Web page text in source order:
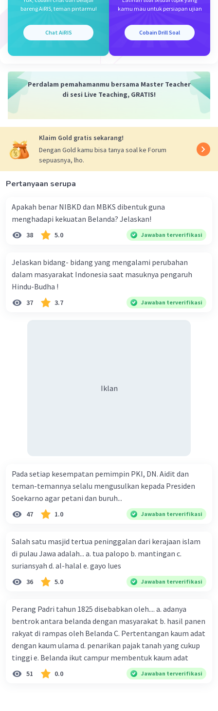
Iklan
bareng AiRIS, teman pintarmu!
Chat AiRIS
kamu mau untuk persiapan ujian
Cobain Drill Soal
Perdalam pemahamanmu bersama Master Teacher
di sesi Live Teaching, GRATIS!
Klaim Gold gratis sekarang!
Dengan Gold kamu bisa tanya soal ke Forum
sepuasnya, lho.
Pertanyaan serupa
Apakah benar NIBKD dan MBKS dibentuk guna
menghadapi kekuatan Belanda? Jelaskan!
38 5.0 Jawaban terverifikasi
Jelaskan bidang- bidang yang mengalami perubahan
dalam masyarakat Indonesia saat masuknya pengaruh
Hindu-Budha !
37 3.7 Jawaban terverifikasi
Iklan
Pada setiap kesempatan pemimpin PKI, DN. Aidit dan
teman-temannya selalu mengusulkan kepada Presiden
Soekarno agar petani dan buruh...
47 1.0 Jawaban terverifikasi
Salah satu masjid tertua peninggalan dari kerajaan islam
di pulau Jawa adalah... a. tua palopo b. mantingan c.
suriansyah d. al-halal e. gayo lues
36 5.0 Jawaban terverifikasi
Perang Padri tahun 1825 disebabkan oleh.... a. adanya
bentrok antara belanda dengan masyarakat b. hasil panen
rakyat di rampas oleh Belanda C. Pertentangan kaum adat
dengan kaum ulama d. penarikan pajak tanah yang cukup
tinggi e. Belanda ikut campur membentuk kaum adat
51 0.0 Jawaban terverifikasi